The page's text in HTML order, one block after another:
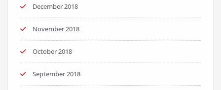
December 2018
November 2018
October 2018
September 2018